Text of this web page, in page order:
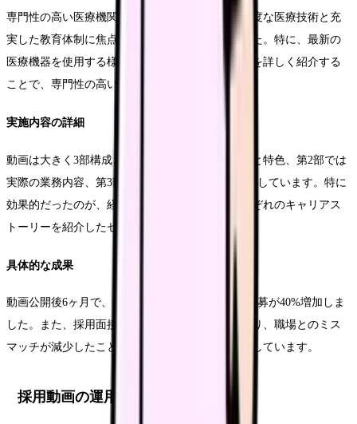
専門性の高い医療機関としての特色を活かし、高度な医療技術と充
実した教育体制に焦点を当てた内容構成としました。特に、最新の
医療機器を使用する様子や、チーム医療の実践例を詳しく紹介する
ことで、専門性の高い人材の獲得を目指しました。
実施内容の詳細
動画は大きく3部構成とし、第1部では病院の理念と特色、第2部では
実際の業務内容、第3部では教育・研修制度を紹介しています。特に
効果的だったのが、経験年数の異なる看護師それぞれのキャリアス
トーリーを紹介したセクションです。
具体的な成果
動画公開後6ヶ月で、専門性の高い経験者からの応募が40%増加しま
した。また、採用面接での質問内容も具体的になり、職場とのミス
マッチが減少したことで、入職後の定着率も向上しています。
採用動画の運用・管理